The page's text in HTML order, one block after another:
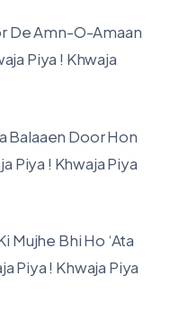
De Amn-O-Amaan
Piya ! Khwaja
Balaaen Door Hon
Piya ! Khwaja Piya
Mujhe Bhi Ho ‘Ata
Piya ! Khwaja Piya